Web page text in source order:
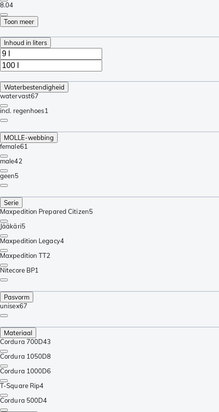
8.04
Toon meer
Inhoud in liters
Waterbestendigheid
watervast67
incl. regenhoes1
MOLLE-webbing
female61
male42
geen5
Serie
Maxpedition Prepared Citizen5
Jääkäri5
Maxpedition Legacy4
Maxpedition TT2
Nitecore BP1
Pasvorm
unisex67
Materiaal
Cordura 700D43
Cordura 1050D8
Cordura 1000D6
T-Square Rip4
Cordura 500D4